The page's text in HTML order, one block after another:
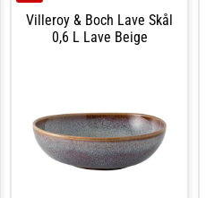
Villeroy & Boch Lave Skål
0,6 L Lave Beige